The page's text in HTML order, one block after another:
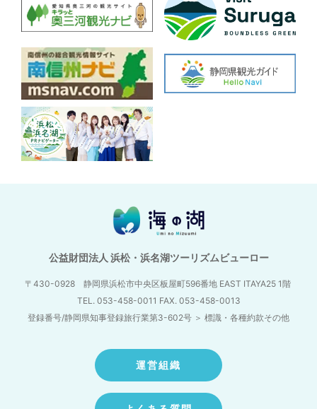
公益財団法人 浜松・浜名湖ツーリズムビューロー
〒430-0928 静岡県浜松市中央区板屋町596番地 EAST ITAYA25 1階
TEL. 053-458-0011 FAX. 053-458-0013
登録番号/静岡県知事登録旅行業第3-602号 ＞ 標識・各種約款その他
運営組織